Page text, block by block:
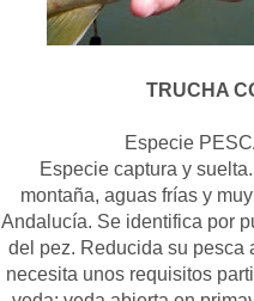
TRUCHA
Especie
Especie captura y
montaña, aguas frías y
Andalucía. Se identifica por
del pez. Reducida su pesca
necesita unos requisitos